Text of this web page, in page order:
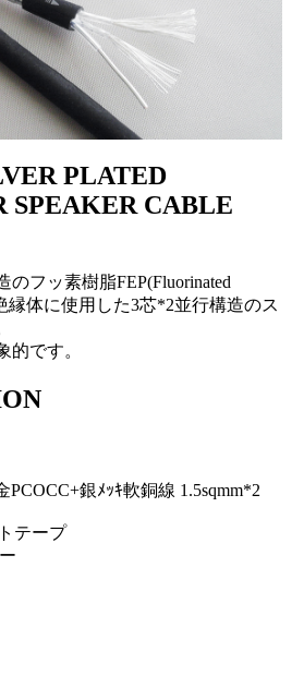
PLATED
SPEAKER CABLE
のフッ素樹脂FEP(Fluorinated
縁体に使用した3芯*2並行構造のス
的です。
銀ﾒｯｷ軟銅線 1.5sqmm*2
テープ